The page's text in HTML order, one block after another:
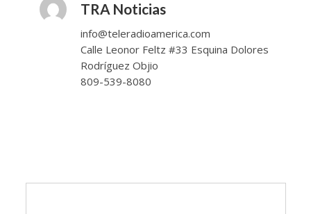
TRA Noticias
info@teleradioamerica.com
Calle Leonor Feltz #33 Esquina Dolores
Rodríguez Objio
809-539-8080